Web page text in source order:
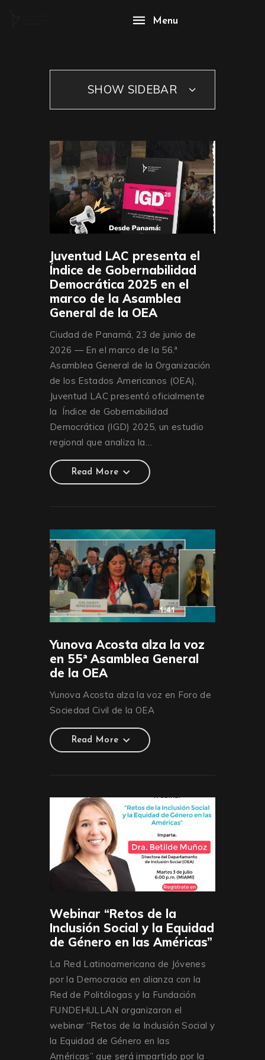
Menu
Juventud LAC presenta el
Índice de Gobernabilidad
Democrática 2025 en el
marco de la Asamblea
General de la OEA
Ciudad de Panamá, 23 de junio de
2026 — En el marco de la 56.ª
Asamblea General de la Organización
de los Estados Americanos (OEA),
Juventud LAC presentó oficialmente
la Índice de Gobernabilidad
Democrática (IGD) 2025, un estudio
regional que analiza la…
Read More
Yunova Acosta alza la voz
en 55ª Asamblea General
de la OEA
Yunova Acosta alza la voz en Foro de
Sociedad Civil de la OEA
Read More
Webinar “Retos de la
Inclusión Social y la Equidad
de Género en las Américas”
La Red Latinoamericana de Jóvenes
por la Democracia en alianza con la
Red de Politólogas y la Fundación
FUNDEHULLAN organizaron el
webinar “Retos de la Inclusión Social y
la Equidad de Género en las
Américas” que será impartido por la
SHOW SIDEBAR